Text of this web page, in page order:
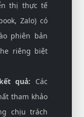
thị thực tế
Zalo) có
phiên bản
riêng biệt
quả: Các
tham khảo
chịu trách